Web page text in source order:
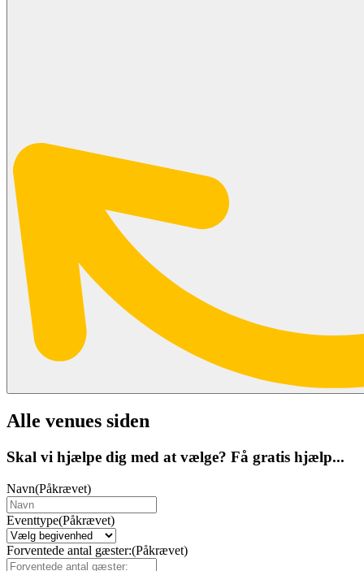
Alle venues siden
Skal vi hjælpe dig med at vælge? Få gratis hjælp...
Navn(Påkrævet)
Eventtype(Påkrævet)
Forventede antal gæster:(Påkrævet)